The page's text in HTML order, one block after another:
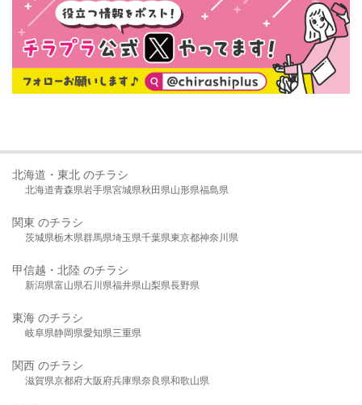
北海道・東北 のチラシ
北海道青森県岩手県宮城県秋田県山形県福島県
関東 のチラシ
茨城県栃木県群馬県埼玉県千葉県東京都神奈川県
甲信越・北陸 のチラシ
新潟県富山県石川県福井県山梨県長野県
東海 のチラシ
岐阜県静岡県愛知県三重県
関西 のチラシ
滋賀県京都府大阪府兵庫県奈良県和歌山県